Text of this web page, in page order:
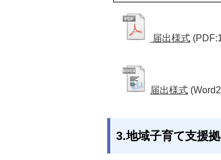
届出様式
届出様式
3.地域子育て支援